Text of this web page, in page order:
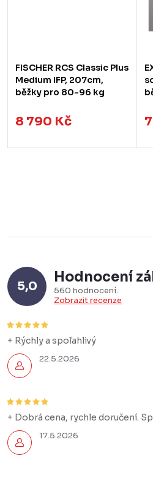
FISCHER RCS Classic Plus
Medium IFP, 207cm,
běžky pro 80-96 kg
8 790 Kč
5,0
Hodnocení
560 hodnocení
Zobrazit recenze
22.5.2026
+ Rýchly a spoľahlivý
17.5.2026
+ Dobrá cena, rychle doručení.